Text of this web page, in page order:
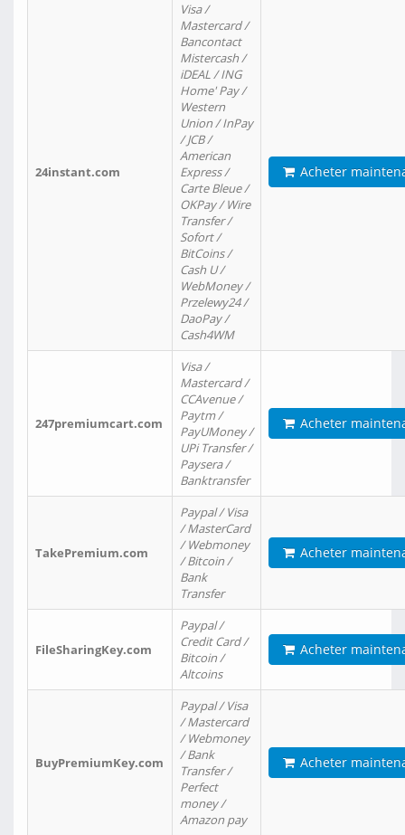
24instant.com
Visa /
Mastercard /
Bancontact
Mistercash /
iDEAL / ING
Home' Pay /
Western
Union / InPay
/ JCB /
American
Express /
Carte Bleue /
OKPay / Wire
Transfer /
Sofort /
BitCoins /
Cash U /
WebMoney /
Przelewy24 /
DaoPay /
Cash4WM
Acheter
247premiumcart.com
Visa /
Mastercard /
CCAvenue /
Paytm /
PayUMoney /
UPi Transfer /
Paysera /
Banktransfer
Acheter
TakePremium.com
Paypal / Visa
/ MasterCard
/ Webmoney
/ Bitcoin /
Bank
Transfer
Acheter
FileSharingKey.com
Paypal /
Credit Card /
Bitcoin /
Altcoins
Acheter
BuyPremiumKey.com
Paypal / Visa
/ Mastercard
/ Webmoney
/ Bank
Transfer /
Perfect
money /
Amazon pay
Acheter